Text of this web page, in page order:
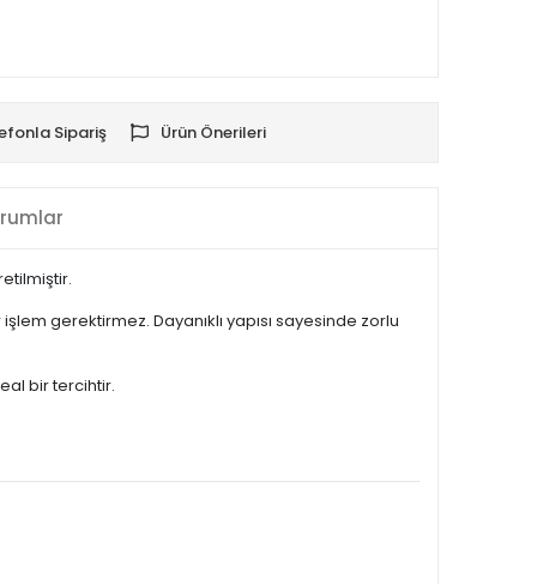
Sipariş Ürün Önerileri
gerektirmez. Dayanıklı yapısı sayesinde zorlu
bir tercihtir.